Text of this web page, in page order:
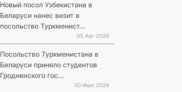
Новый посол Узбекистана в
Беларуси нанес визит в
посольство Туркменист...
05 Авг 2026
Посольство Туркменистана в
Беларуси приняло студентов
Гродненского гос...
30 Июл 2026